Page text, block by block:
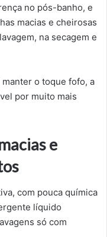
no pós-banho, e
macias e cheirosas
na secagem e
o toque fofo, a
por muito mais
e
com pouca química
líquido
só com